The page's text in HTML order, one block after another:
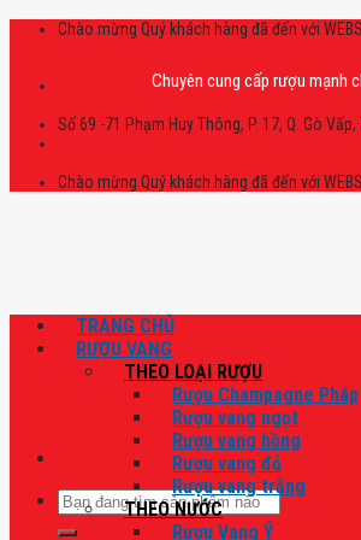
Skip
Chào mừng Quý khách hàng đã đến với
Chuyên cung cấp rượu mạnh chính
Số 69 -71 Phạm Huy Thông, P. 17, Q. Gò Vấp,
Chào mừng Quý khách hàng đã đến với
Tìm
kiếm:
TRANG CHỦ
RƯỢU VANG
THEO LOẠI RƯỢU
Rượu Champagne Pháp
Rượu vang ngọt
Rượu vang hồng
Rượu vang đỏ
Rượu vang trắng
THEO NƯỚC
Rượu Vang Ý